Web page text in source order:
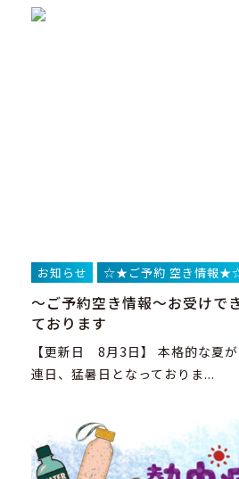
お知らせ
☆★ご予約 空き情報
～ご予約空き情報～お受けで
ております
【更新日 8月3日】 本格的な夏が
連日、猛暑日となっておりま...